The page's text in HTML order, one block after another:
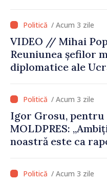
hidrologice din
râului Nistru și
comune în
energie
/ Acum 3 zile
VIDEO // Mihai
Reuniunea șefilor
diplomatice ale
alegerea. Ne-am
Ucrainei”/ Acum 3 zile
Igor Grosu, pentru
MOLDPRES:
noastră este ca
an să fie și mai bun”
/ Acum 3 zile